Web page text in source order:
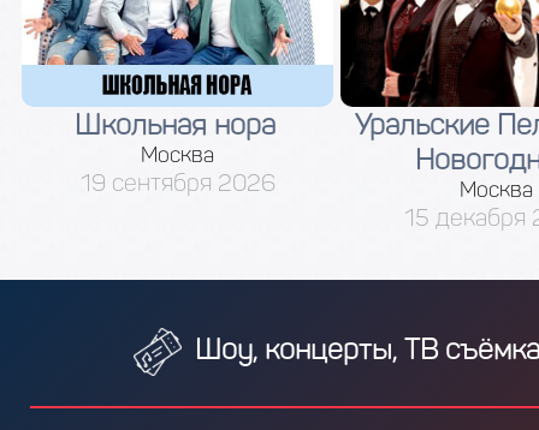
Школьная нора
Москва
19 сентября 2026
Уральские
Москва
15 декабря
Шоу, концерты, ТВ съёмка